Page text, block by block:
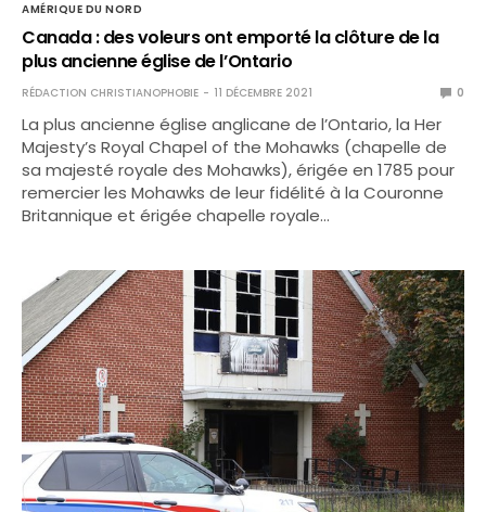
AMÉRIQUE DU NORD
Canada : des voleurs ont emporté la clôture de la
plus ancienne église de l’Ontario
RÉDACTION CHRISTIANOPHOBIE 11 DÉCEMBRE 2021 0
La plus ancienne église anglicane de l’Ontario, la Her
Majesty’s Royal Chapel of the Mohawks (chapelle de
sa majesté royale des Mohawks), érigée en 1785 pour
remercier les Mohawks de leur fidélité à la Couronne
Britannique et érigée chapelle royale…